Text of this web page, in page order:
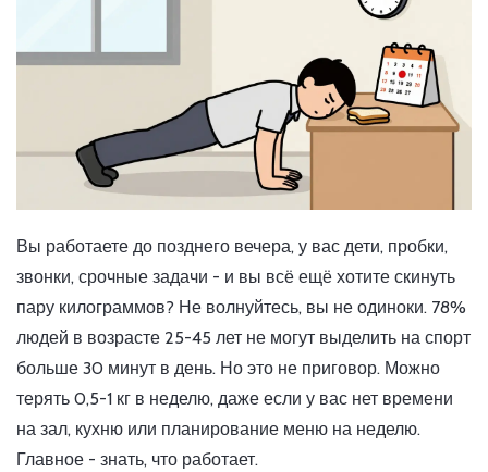
Вы работаете до позднего вечера, у вас дети, пробки,
звонки, срочные задачи - и вы всё ещё хотите скинуть
пару килограммов? Не волнуйтесь, вы не одиноки. 78%
людей в возрасте 25-45 лет не могут выделить на спорт
больше 30 минут в день. Но это не приговор. Можно
терять 0,5-1 кг в неделю, даже если у вас нет времени
на зал, кухню или планирование меню на неделю.
Главное - знать, что работает.